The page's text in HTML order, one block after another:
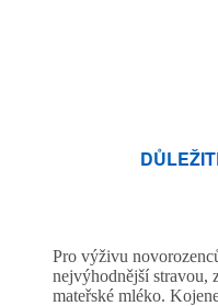
Pro výživu
nejvýhodnější stravou,
mateřské mléko.